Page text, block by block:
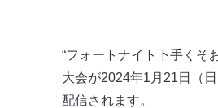
“フォートナイト下手くそ
大会が2024年1月21日（
配信されます。